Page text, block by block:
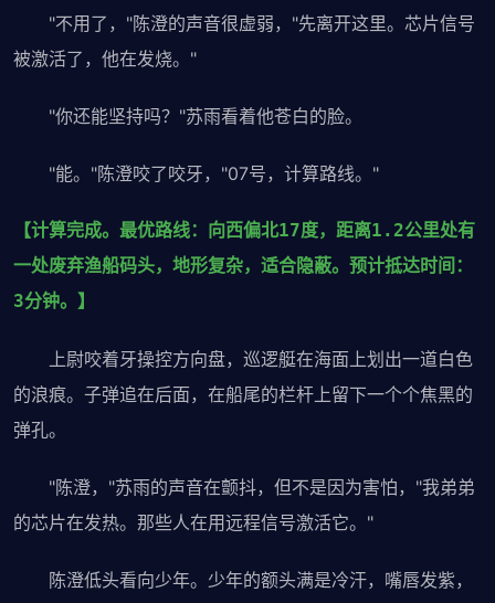
"不用了，"陈澄的声音很虚弱，"先离开这里。芯片信号
被激活了，他在发烧。"
"你还能坚持吗？"苏雨看着他苍白的脸。
"能。"陈澄咬了咬牙，"07号，计算路线。"
【计算完成。最优路线：向西偏北17度，距离1.2公里处有
一处废弃渔船码头，地形复杂，适合隐蔽。预计抵达时间：
3分钟。】
上尉咬着牙操控方向盘，巡逻艇在海面上划出一道白色
的浪痕。子弹追在后面，在船尾的栏杆上留下一个个焦黑的
弹孔。
"陈澄，"苏雨的声音在颤抖，但不是因为害怕，"我弟弟
的芯片在发热。那些人在用远程信号激活它。"
陈澄低头看向少年。少年的额头满是冷汗，嘴唇发紫，